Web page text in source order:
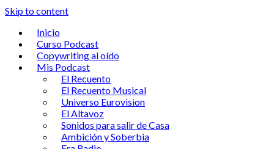
Skip to content
Inicio
Curso Podcast
Copywriting al oído
Mis Podcast
El Recuento
El Recuento Musical
Universo Eurovision
El Altavoz
Sonidos para salir de Casa
Ambición y Soberbia